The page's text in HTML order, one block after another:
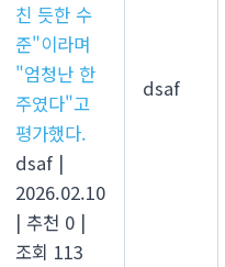
친 듯한 수
준"이라며
"엄청난 한
주였다"고
평가했다.
dsaf |
2026.02.10
| 추천 0 |
조회 113
dsaf